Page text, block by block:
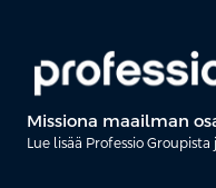
Missiona maailman
Lue lisää Professio